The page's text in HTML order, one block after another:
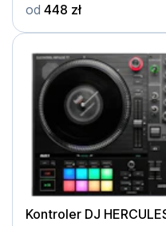
od 448 zł
Kontroler DJ